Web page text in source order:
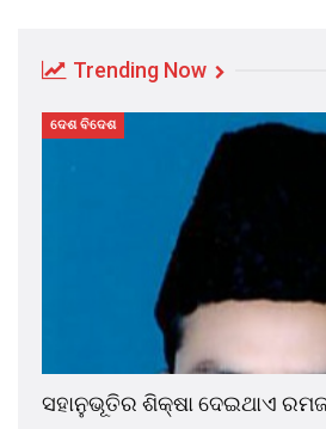
Trending Now
ଦେଶ ବିଦେଶ
ସହାନୁଭୂତିର ଶିକ୍ଷା ଦେଇଥାଏ